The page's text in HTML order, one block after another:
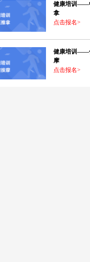
健康培训——
拿
点击报名>
健康培训——
摩
点击报名>